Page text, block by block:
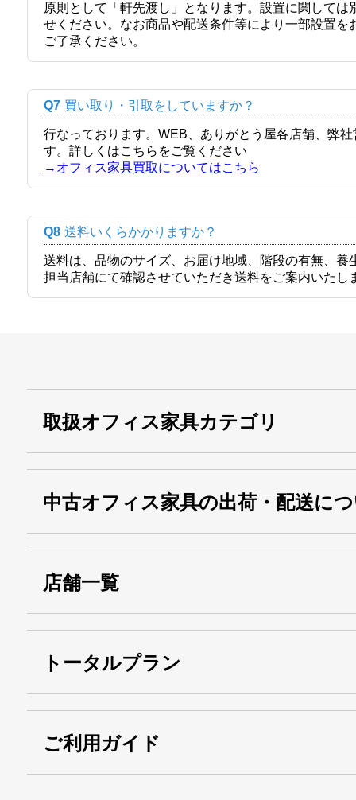
原則として「軒先渡し」となります。設置に関して
せください。なお商品や配送条件等により一部設置
ご了承ください。
Q7 買い取り・引取をしていますか？
行なっております。WEB、ありがとう屋各店舗、弊
す。詳しくはこちらをご覧ください
→オフィス家具買取についてはこちら
Q8 送料いくらかかりますか？
送料は、品物のサイズ、お届け地域、階段の有無、
担当店舗にて確認させていただき送料をご案内いたし
取扱オフィス家具カテゴリ
中古オフィス家具の出荷・配送に
店舗一覧
トータルプラン
ご利用ガイド